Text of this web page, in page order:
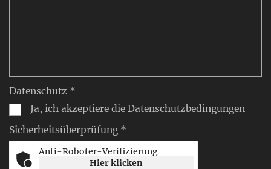
Datenschutz *
Ja, ich akzeptiere die Datenschutzbedingungen
Sicherheitsüberprüfung *
Anti-Roboter-Verifizierung
Hier klicken